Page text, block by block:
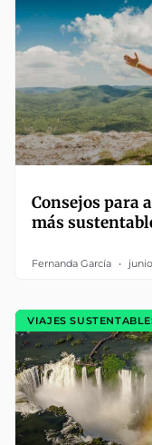
Consejos para
más
Fernanda García
VIAJES